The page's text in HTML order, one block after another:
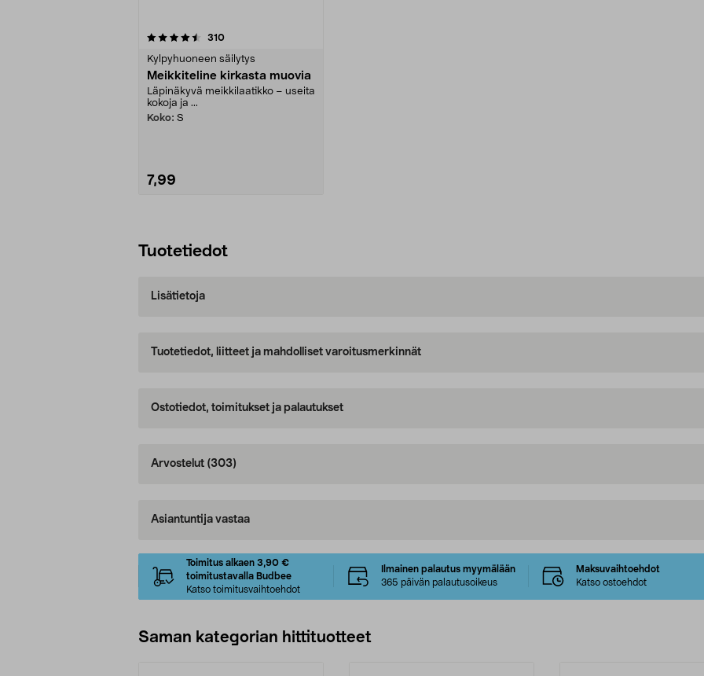
310arvostelut
Kylpyhuoneen säilytys
Meikkiteline kirkasta muovia
Läpinäkyvä meikkilaatikko – useita
kokoja ja ...
Koko: S
7,99
Tuotetiedot
Lisätietoja
Tuotetiedot, liitteet ja mahdolliset varoitusmerkinnät
Ostotiedot, toimitukset ja palautukset
Arvostelut (303)
Asiantuntija vastaa
Toimitus alkaen 3,90 €
toimitustavalla Budbee
Katso toimitusvaihtoehdot
Ilmainen palautus myymälään
365 päivän palautusoikeus
Maksuvaihtoehdot
Katso ostoehdot
Saman kategorian hittituotteet